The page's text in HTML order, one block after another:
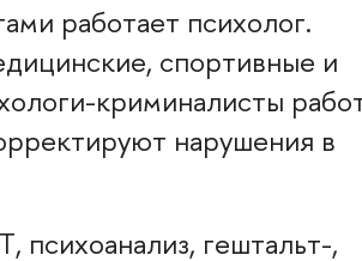
работает психолог.
спортивные и
криминалисты
нарушения в
гештальт-,